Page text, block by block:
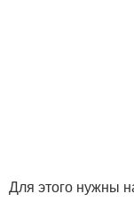
Для этого нужны